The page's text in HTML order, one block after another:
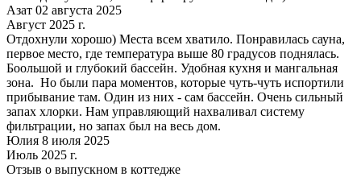
Азат 02 августа 2025
Август 2025 г.
Отдохнули хорошо) Места всем хватило. Понравилась сауна,
первое место, где температура выше 80 градусов поднялась.
Боольшой и глубокий бассейн. Удобная кухня и мангальная
зона. Но были пара моментов, которые чуть-чуть испортили
прибывание там. Один из них - сам бассейн. Очень сильный
запах хлорки. Нам управляющий нахваливал систему
фильтрации, но запах был на весь дом.
Юлия 8 июля 2025
Июль 2025 г.
Отзыв о выпускном в коттедже